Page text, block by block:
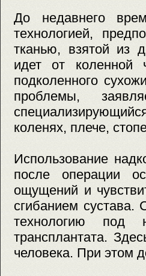
До недавнего
технологией,
тканью, взятой из
идет от коленной
подколенного
проблемы,
коленях, плече,
Использование
после операции
ощущений и
сгибанием
технологию под
трансплантата.
человека. При этом